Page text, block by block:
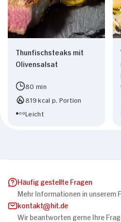
Thunfischsteaks mit
Olivensalsat
80 min
819 kcal p. Portion
Leicht
Häufig gestellte Fragen
Mehr Informationen in unserem
kontakt
hit.de
Wir beantworten gerne Ihre